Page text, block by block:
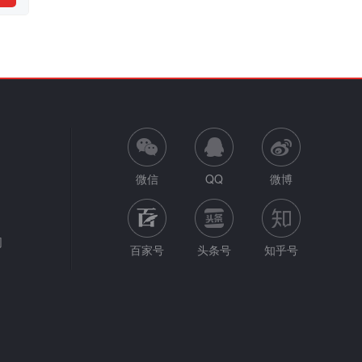
微信 QQ 微博
百家号 头条号 知乎号